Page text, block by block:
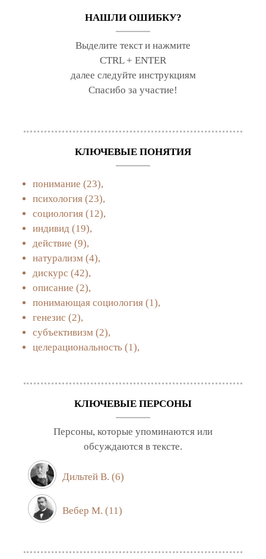
НАШЛИ ОШИБКУ?
Выделите текст и нажмите
CTRL + ENTER
далее следуйте инструкциям
Спасибо за участие!
КЛЮЧЕВЫЕ ПОНЯТИЯ
понимание (23),
психология (23),
социология (12),
индивид (19),
действие (9),
натурализм (4),
дискурс (42),
описание (2),
понимающая социология (1),
генезис (2),
субъективизм (2),
целерациональность (1),
КЛЮЧЕВЫЕ ПЕРСОНЫ
Персоны, которые упоминаются или
обсуждаются в тексте.
Дильтей В. (6)
Вебер М. (11)